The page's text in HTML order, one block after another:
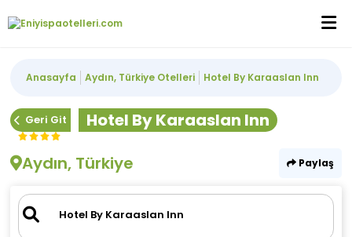
Anasayfa Aydın, Türkiye Otelleri Hotel By Karaaslan Inn
Geri Git
Hotel By Karaaslan Inn
Aydın, Türkiye
Paylaş